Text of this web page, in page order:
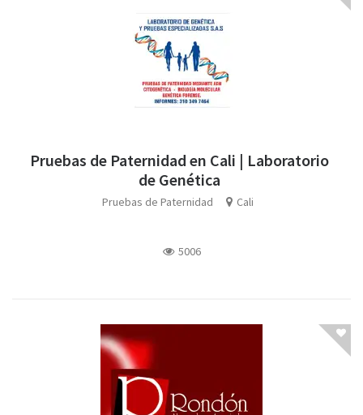
Pruebas de Paternidad en Cali | Laboratorio
de Genética
Pruebas de Paternidad Cali
5006